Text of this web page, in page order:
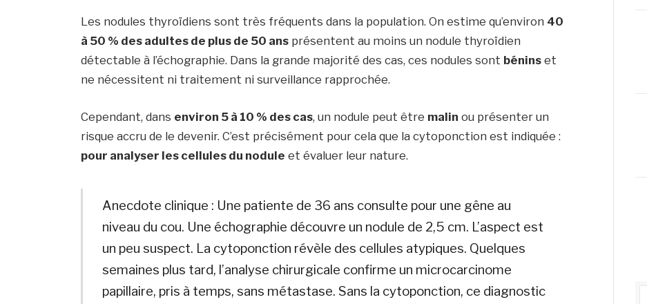
Les nodules thyroïdiens sont très fréquents dans la population. On estime qu’environ 40
à 50 % des adultes de plus de 50 ans présentent au moins un nodule thyroïdien
détectable à l’échographie. Dans la grande majorité des cas, ces nodules sont bénins et
ne nécessitent ni traitement ni surveillance rapprochée.
Cependant, dans environ 5 à 10 % des cas, un nodule peut être malin ou présenter un
risque accru de le devenir. C’est précisément pour cela que la cytoponction est indiquée :
pour analyser les cellules du nodule et évaluer leur nature.
Anecdote clinique : Une patiente de 36 ans consulte pour une gêne au
niveau du cou. Une échographie découvre un nodule de 2,5 cm. L’aspect est
un peu suspect. La cytoponction révèle des cellules atypiques. Quelques
semaines plus tard, l’analyse chirurgicale confirme un microcarcinome
papillaire, pris à temps, sans métastase. Sans la cytoponction, ce diagnostic